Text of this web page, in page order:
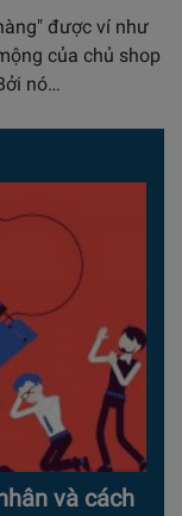
được ví như
của chủ shop
nó…
và cách